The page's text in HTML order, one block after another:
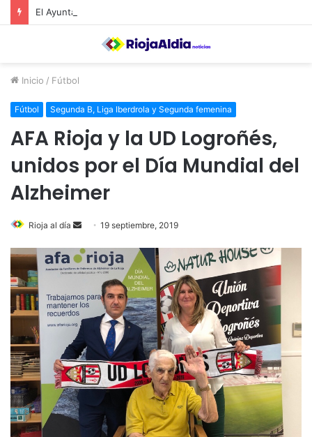
Inicio / Fútbol
Fútbol Segunda B, Liga Iberdrola y Segunda femenina
AFA Rioja y la UD Logroñés,
unidos por el Día Mundial del
Alzheimer
Rioja al día
n
d
n
m
a
i
19 septiembre, 2019